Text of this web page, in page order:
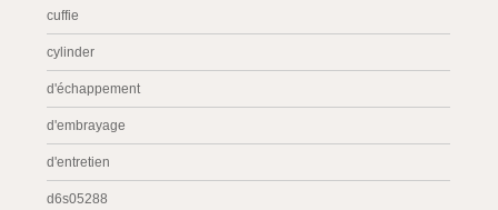
cuffie
cylinder
d'échappement
d'embrayage
d'entretien
d6s05288